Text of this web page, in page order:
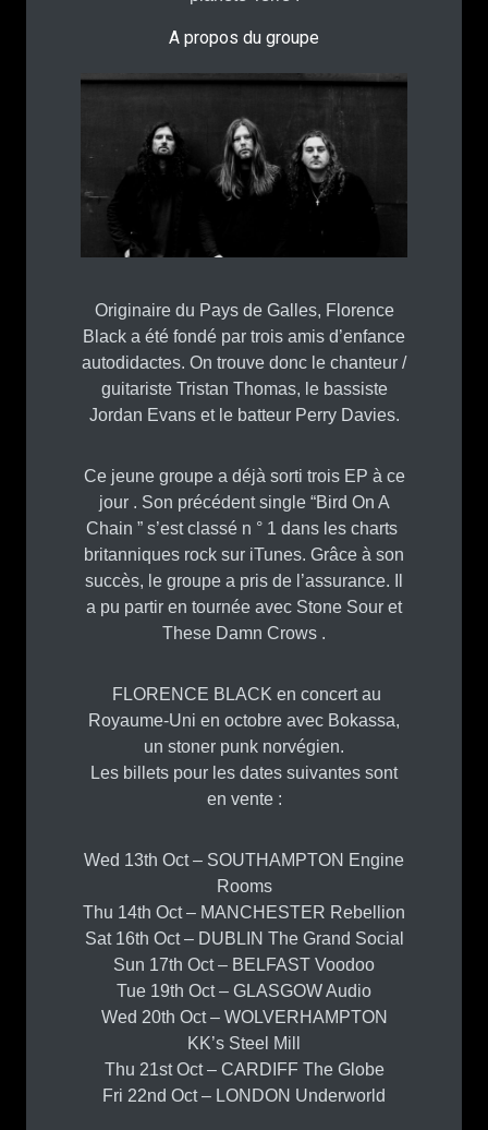
A propos du groupe
Originaire du Pays de Galles, Florence
Black a été fondé par trois amis d’enfance
autodidactes. On trouve donc le chanteur /
guitariste Tristan Thomas, le bassiste
Jordan Evans et le batteur Perry Davies.
Ce jeune groupe a déjà sorti trois EP à ce
jour . Son précédent single “Bird On A
Chain ” s’est classé n ° 1 dans les charts
britanniques rock sur iTunes. Grâce à son
succès, le groupe a pris de l’assurance. Il
a pu partir en tournée avec Stone Sour et
These Damn Crows .
FLORENCE BLACK en concert au
Royaume-Uni en octobre avec Bokassa,
un stoner punk norvégien.
Les billets pour les dates suivantes sont
en vente :
Wed 13th Oct – SOUTHAMPTON Engine
Rooms
Thu 14th Oct – MANCHESTER Rebellion
Sat 16th Oct – DUBLIN The Grand Social
Sun 17th Oct – BELFAST Voodoo
Tue 19th Oct – GLASGOW Audio
Wed 20th Oct – WOLVERHAMPTON
KK’s Steel Mill
Thu 21st Oct – CARDIFF The Globe
Fri 22nd Oct – LONDON Underworld